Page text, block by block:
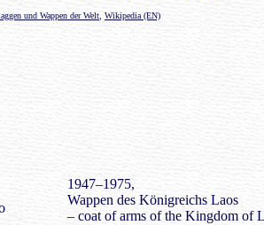
und Wappen der Welt Wikipedia (EN)
1947–1975,
Wappen des Königreichs Laos
– coat of arms of the Kingdom of